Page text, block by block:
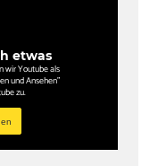
etwas
wir Youtube als
und Ansehen"
zu.